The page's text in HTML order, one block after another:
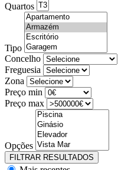
Quartos
Tipo
Concelho
Freguesia
Zona
Preço min
Preço max
Opções